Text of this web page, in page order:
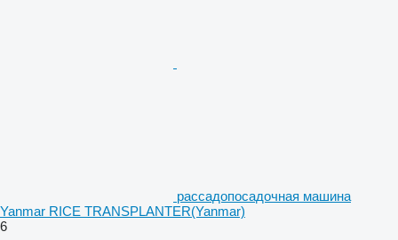
рассадопосадочная машина
Yanmar RICE TRANSPLANTER(Yanmar)
6